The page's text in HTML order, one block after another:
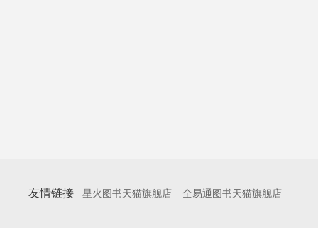
友情链接 星火图书天猫旗舰店 全易通图书天猫旗舰店